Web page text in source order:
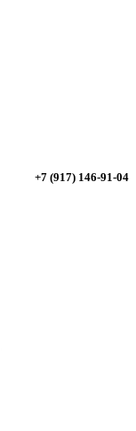
+7 (917) 146-91-04